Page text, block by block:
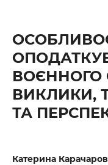
ВОЄННОГО
ВИКЛИКИ,
ТА
Катерина